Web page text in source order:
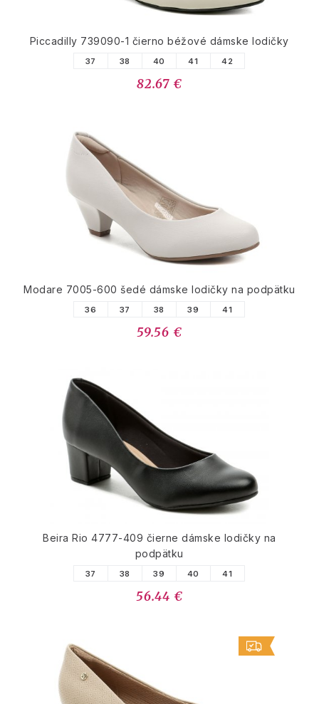
Piccadilly 739090-1 čierno béžové dámske lodičky
37 38 40 41 42
82.67 €
Modare 7005-600 šedé dámske lodičky na podpätku
36 37 38 39 41
59.56 €
Beira Rio 4777-409 čierne dámske lodičky na
podpätku
37 38 39 40 41
56.44 €